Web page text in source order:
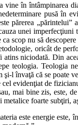
vine în întâmpinarea
pusă în
părerea
unei imperfecţiuni
scop nu să
oricât de
atins niciodată. Din
teologia. Teologia
l învaţă că se poate
evidenţiat de
mai bine zis, este,
foarte subţiri,
este energie